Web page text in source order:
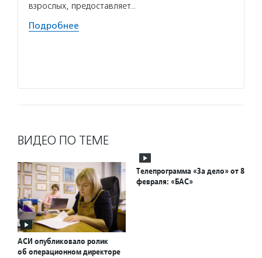
взрослых, предоставляет…
Подробнее
ВИДЕО ПО ТЕМЕ
АСИ опубликовало ролик
об операционном директоре
Телепрограмма «За дело» от 8
февраля: «БАС»